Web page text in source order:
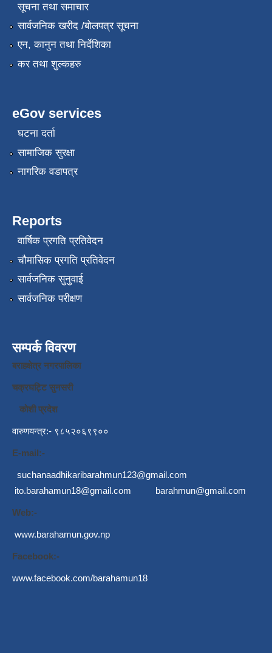
सूचना तथा समाचार
सार्वजनिक खरीद /बोलपत्र सूचना
एन, कानुन तथा निर्देशिका
कर तथा शुल्कहरु
eGov services
घटना दर्ता
सामाजिक सुरक्षा
नागरिक वडापत्र
Reports
वार्षिक प्रगति प्रतिवेदन
चौमासिक प्रगति प्रतिवेदन
सार्वजनिक सुनुवाई
सार्वजनिक परीक्षण
सम्पर्क विवरण
बराहक्षेत्र नगरपालिका
चक्रघट्टि सुनसरी
कोशी प्रदेश
वारुणयन्त्र:- ९८५२०६९९००
E-mail:-
suchanaadhikaribarahmun123@gmail.com
ito.barahamun18@gmail.com
barahmun@gmail.com
Web:-
www.barahamun.gov.np
Facebook:-
www.facebook.com/barahamun18